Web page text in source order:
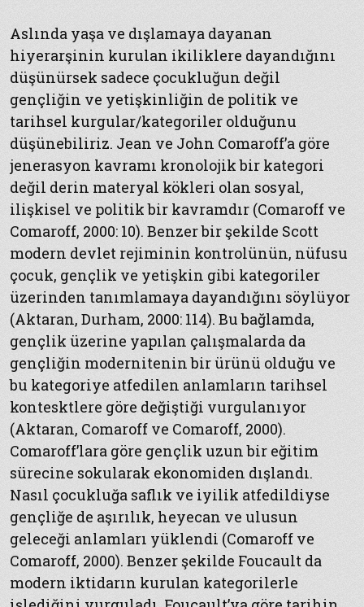
Aslında yaşa ve dışlamaya dayanan
hiyerarşinin kurulan ikiliklere dayandığını
düşünürsek sadece çocukluğun değil
gençliğin ve yetişkinliğin de politik ve
tarihsel kurgular/kategoriler olduğunu
düşünebiliriz. Jean ve John Comaroff’a göre
jenerasyon kavramı kronolojik bir kategori
değil derin materyal kökleri olan sosyal,
ilişkisel ve politik bir kavramdır (Comaroff ve
Comaroff, 2000: 10). Benzer bir şekilde Scott
modern devlet rejiminin kontrolünün, nüfusu
çocuk, gençlik ve yetişkin gibi kategoriler
üzerinden tanımlamaya dayandığını söylüyor
(Aktaran, Durham, 2000: 114). Bu bağlamda,
gençlik üzerine yapılan çalışmalarda da
gençliğin modernitenin bir ürünü olduğu ve
bu kategoriye atfedilen anlamların tarihsel
kontesktlere göre değiştiği vurgulanıyor
(Aktaran, Comaroff ve Comaroff, 2000).
Comaroff’lara göre gençlik uzun bir eğitim
sürecine sokularak ekonomiden dışlandı.
Nasıl çocukluğa saflık ve iyilik atfedildiyse
gençliğe de aşırılık, heyecan ve ulusun
geleceği anlamları yüklendi (Comaroff ve
Comaroff, 2000). Benzer şekilde Foucault da
modern iktidarın kurulan kategorilerle